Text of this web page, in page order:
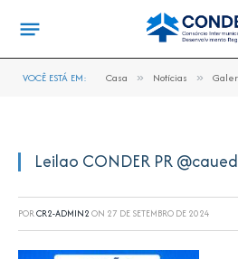
VOCÊ ESTÁ EM: Casa » Notícias » Galeria
Leilao CONDER PR
PORCR2-ADMIN2 ON 27 DE SETEMBRO DE 2024